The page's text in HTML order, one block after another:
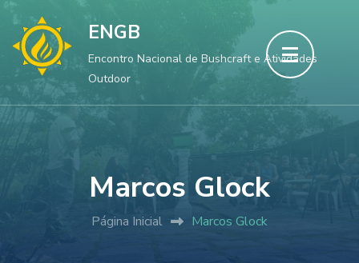
Skip
content
(Press
Enter)
ENGB
Encontro Nacional de Bushcraft e Atividades
Outdoor
Marcos Glock
Página Inicial Marcos Glock